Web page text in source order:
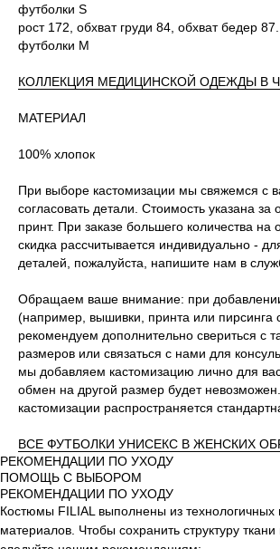
футболки S
рост 172, обхват груди 84, обхват бедер
футболки M
КОЛЛЕКЦИЯ МЕДИЦИНСКОЙ ОДЕЖДЫ В
МАТЕРИАЛ
100% хлопок
При выборе кастомизации мы свяжемся с
согласовать детали. Стоимость указана за
принт. При заказе большего количества на
скидка рассчитывается индивидуально -
деталей, пожалуйста, напишите нам в
Обращаем ваше внимание: при
(например, вышивки, принта или пирсинга
рекомендуем дополнительно свериться с
размеров или связаться с нами для
мы добавляем кастомизацию лично для
обмен на другой размер будет
кастомизации распространяется
ВСЕ ФУТБОЛКИ УНИСЕКС В ЖЕНСКИХ
РЕКОМЕНДАЦИИ ПО УХОДУ
ПОМОЩЬ С ВЫБОРОМ
РЕКОМЕНДАЦИИ ПО УХОДУ
Костюмы FILIAL выполнены из технологичных
материалов. Чтобы сохранить структуру